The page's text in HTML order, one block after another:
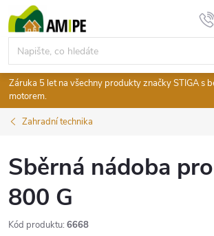
na
obsah
Záruka 5 let na všechny produkty značky STIGA s
motorem.
Zahradní technika
Sběrná nádoba
800 G
Kód produktu: 6668